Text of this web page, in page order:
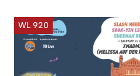
WL 920